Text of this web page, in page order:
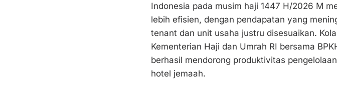
Indonesia pada musim haji 1447 H/2026 M
lebih efisien, dengan pendapatan yang
tenant dan unit usaha justru disesuaikan.
Kementerian Haji dan Umrah RI bersama
berhasil mendorong produktivitas
hotel jemaah.